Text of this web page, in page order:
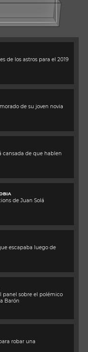
de los astros para el 2019
de su joven novia
cansada de que hablen
de Juan Solá
escapaba luego de
panel sobre el polémico
Barón
robar una